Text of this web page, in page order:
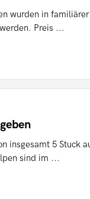
wurden in
Preis ...
insgesamt 5 Stuck
sind im ...